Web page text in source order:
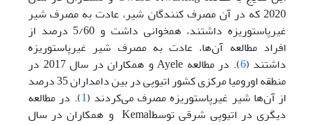
2020 که در آن مصرف کنندگان شیر، عادت به مصرف شیر
غیرپاستوریزه داشتند، همخوانی داشت و 5/60 درصد از
افراد مطالعه آن‌ها، عادت به مصرف شیر غیرپاستوریزه
داشتند (6
). در مطالعه Ayele و همکاران در سال 2017 در
منطقه اورومیا مرکزی کشور اتیوپی در بین دامداران 35 درصد
از آن‌ها شیر غیرپاستوریزه مصرف می‌کردند (1). در مطالعه
دیگری در اتیوپی شرقی توسطKemal و همکاران در سال